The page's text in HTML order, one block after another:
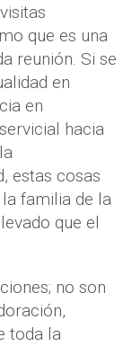
que es una
reunión. Si se
en
en
hacia
estas cosas
familia de la
que el
no son
toda la